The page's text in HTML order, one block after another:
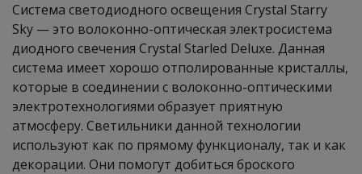
Система светодиодного освещения Crystal Starry
Sky — это волоконно-оптическая электросистема
диодного свечения Crystal Starled Deluxe. Данная
система имеет хорошо отполированные кристаллы,
которые в соединении с волоконно-оптическими
электротехнологиями образует приятную
атмосферу. Светильники данной технологии
используют как по прямому функционалу, так и как
декорации. Они помогут добиться броского